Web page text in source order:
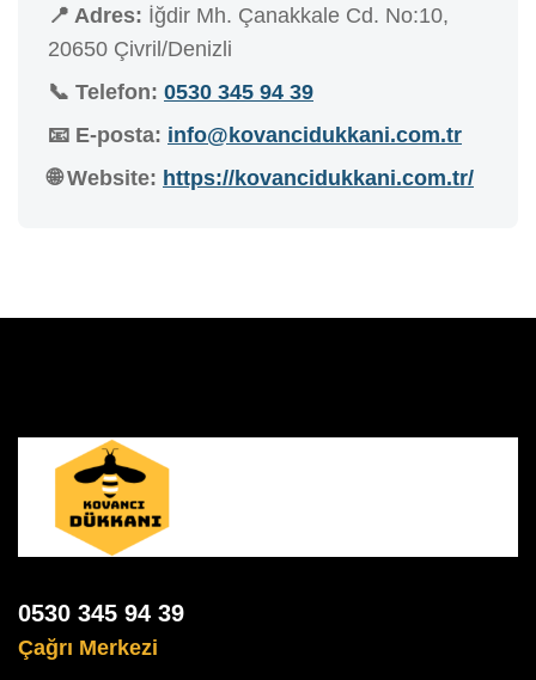
📍 Adres: İğdir Mh. Çanakkale Cd. No:10,
20650 Çivril/Denizli
📞 Telefon: 0530 345 94 39
📧 E-posta: info@kovancidukkani.com.tr
🌐 Website: https://kovancidukkani.com.tr/
0530 345 94 39
Çağrı Merkezi